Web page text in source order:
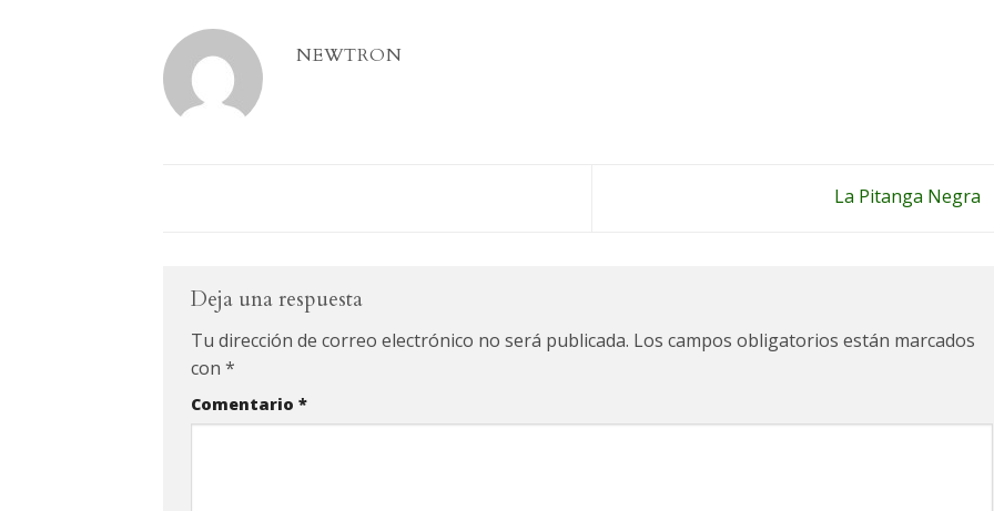
NEWTRON
La Pitanga Negra
Deja una respuesta
Tu dirección de correo electrónico no será publicada. Los campos obligatorios están marcados
con *
Comentario *